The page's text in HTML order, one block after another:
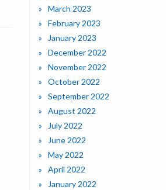
March 2023
February 2023
January 2023
December 2022
November 2022
October 2022
September 2022
August 2022
July 2022
June 2022
May 2022
April 2022
January 2022